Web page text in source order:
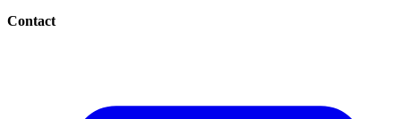
Contact